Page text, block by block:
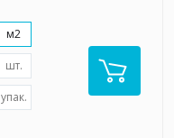
м2
шт.
упак.